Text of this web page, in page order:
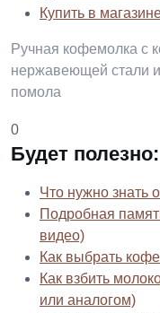
Купить в
Ручная кофемолка с
нержавеющей стали
помола
0
Будет полезно:
Что нужно знать
Подробная
видео)
Как выбрать
Как взбить
или аналогом)